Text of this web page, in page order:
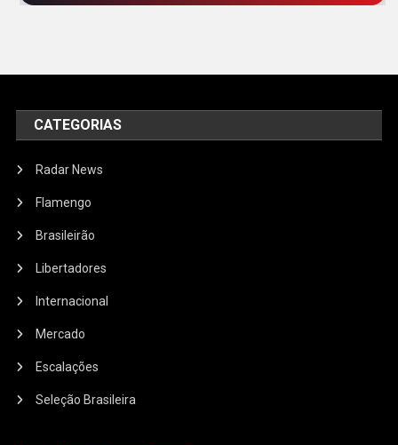
CATEGORIAS
Radar News
Flamengo
Brasileirão
Libertadores
Internacional
Mercado
Escalações
Seleção Brasileira